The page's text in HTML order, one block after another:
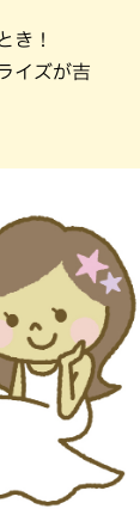
き！
イズが吉